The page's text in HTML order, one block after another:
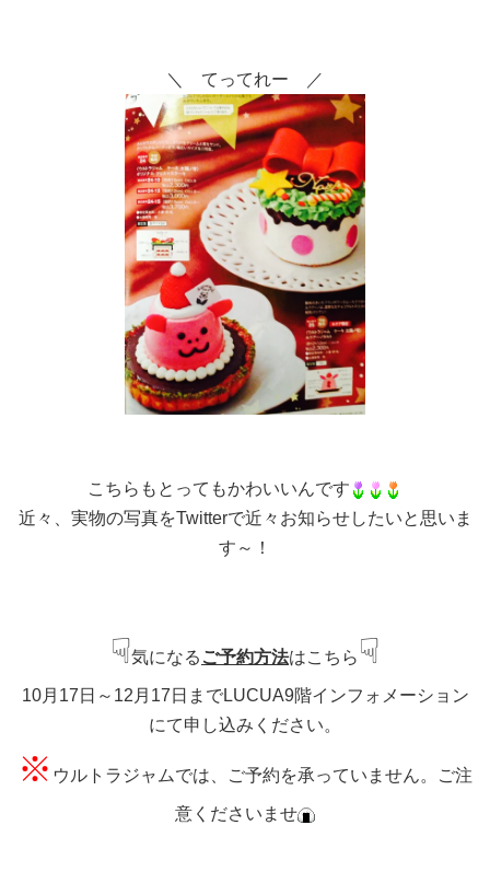
＼ てってれー ／
こちらもとってもかわいいんです
近々、実物の写真をTwitterで近々お知らせしたいと思いま
す～！
☟気になる ご予約方法はこちら ☟
10月17日～12月17日までLUCUA9階インフォメーション
にて申し込みください。
※ ウルトラジャムでは、ご予約を承っていません。ご注
意くださいませ